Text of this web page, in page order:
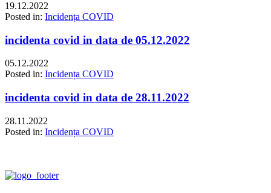
19.12.2022
Posted in: Incidența COVID
incidenta covid in data de 05.12.2022
05.12.2022
Posted in: Incidența COVID
incidenta covid in data de 28.11.2022
28.11.2022
Posted in: Incidența COVID